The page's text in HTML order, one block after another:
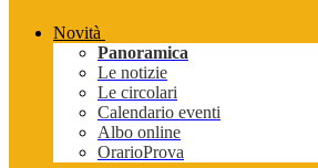
Novità
Panoramica
Le notizie
Le circolari
Calendario eventi
Albo online
OrarioProva